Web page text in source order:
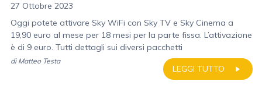
27 Ottobre 2023
Oggi potete attivare Sky WiFi con Sky TV e Sky Cinema a
19,90 euro al mese per 18 mesi per la parte fissa. L’attivazione
è di 9 euro. Tutti dettagli sui diversi pacchetti
LEGGI TUTTO
di Matteo Testa